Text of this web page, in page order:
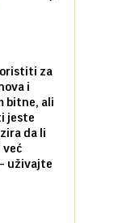
za
i
bitne, ali
jeste
da li
već
uživajte